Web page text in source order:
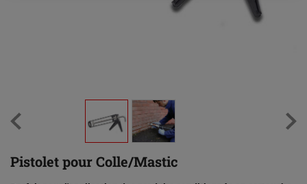
Pistolet pour Colle/Mastic